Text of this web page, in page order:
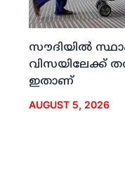
സൗദിയില്‍
വിസയിലേക്ക്
ഇതാണ്
AUGUST 5, 2026